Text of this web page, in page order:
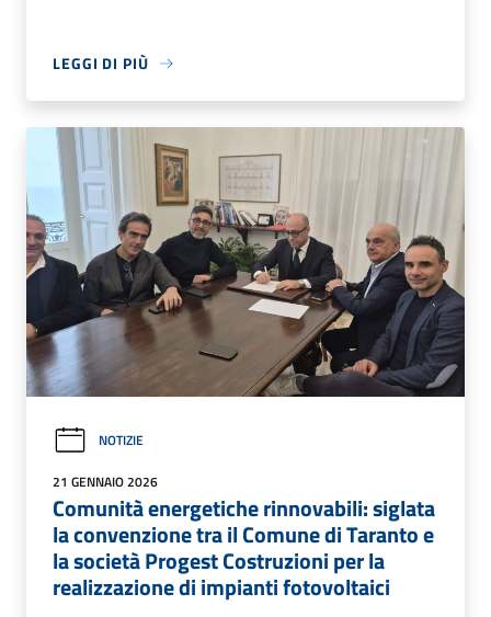
LEGGI DI PIÙ
NOTIZIE
21 GENNAIO 2026
Comunità energetiche rinnovabili: siglata
la convenzione tra il Comune di Taranto e
la società Progest Costruzioni per la
realizzazione di impianti fotovoltaici